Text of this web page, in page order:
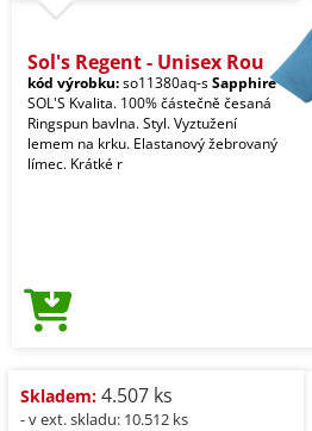
Sol's Regent - Unisex Rou
kód výrobku:so11380aq-sSapphire
SOL'S Kvalita. 100% částečně česaná
Ringspun bavlna. Styl. Vyztužení
lemem na krku. Elastanový žebrovaný
límec. Krátké r
Skladem: 4.507 ks
- v ext. skladu: 10.512 ks